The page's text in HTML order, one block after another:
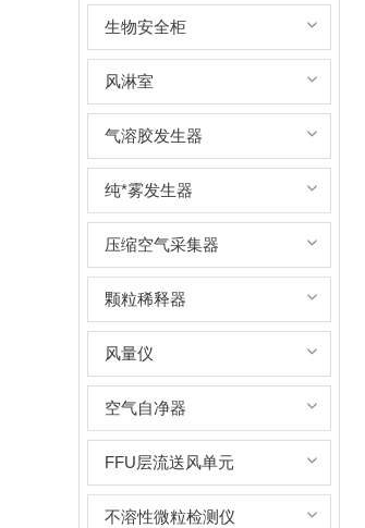
生物安全柜
风淋室
气溶胶发生器
纯*雾发生器
压缩空气采集器
颗粒稀释器
风量仪
空气自净器
FFU层流送风单元
不溶性微粒检测仪